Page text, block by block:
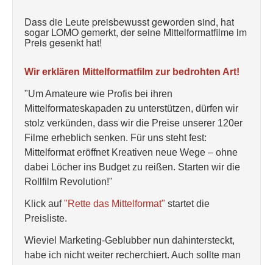
Dass die Leute preisbewusst geworden sind, hat
sogar LOMO gemerkt, der seine Mittelformatfilme im
Preis gesenkt hat!
Wir erklären Mittelformatfilm zur bedrohten Art!
"Um Amateure wie Profis bei ihren
Mittelformateskapaden zu unterstützen, dürfen wir
stolz verkünden, dass wir die Preise unserer 120er
Filme erheblich senken. Für uns steht fest:
Mittelformat eröffnet Kreativen neue Wege – ohne
dabei Löcher ins Budget zu reißen. Starten wir die
Rollfilm Revolution!"
Klick auf"Rette das Mittelformat" startet die
Preisliste.
Wieviel Marketing-Geblubber nun dahintersteckt,
habe ich nicht weiter recherchiert. Auch sollte man